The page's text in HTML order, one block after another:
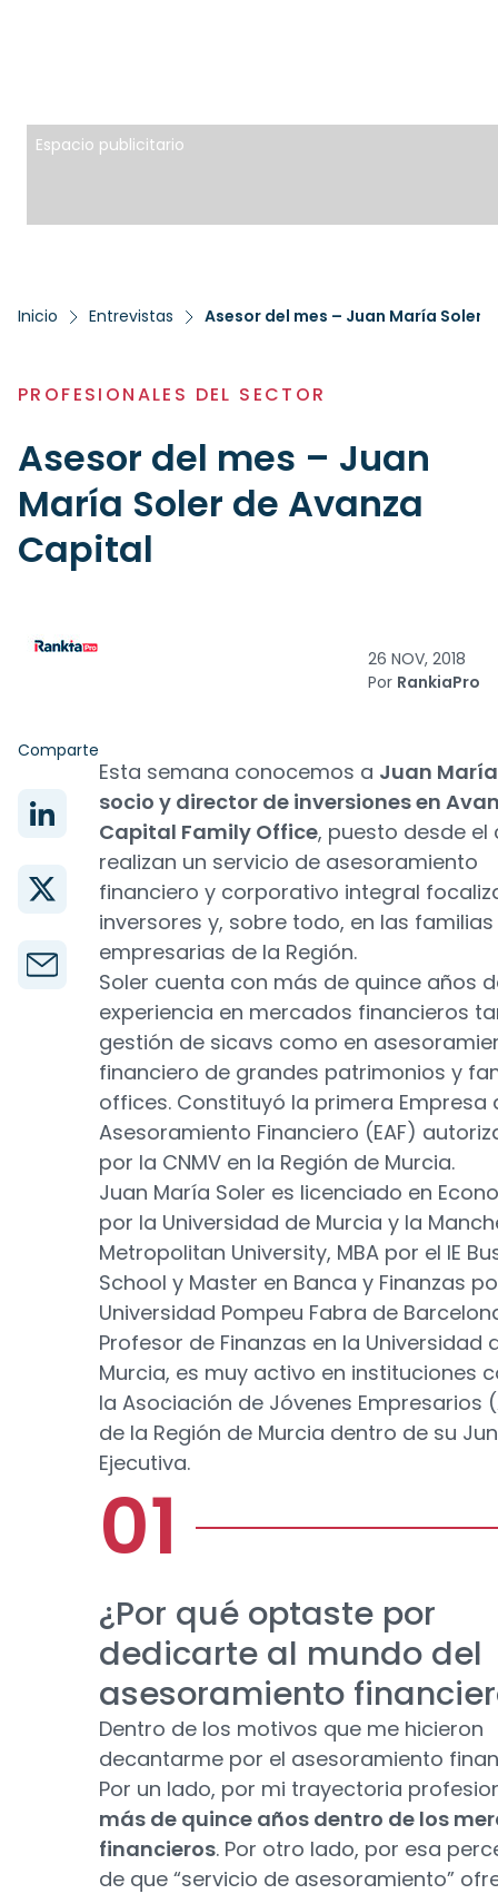
Espacio publicitario
Inicio Entrevistas Asesor del mes – Juan María Soler
PROFESIONALES DEL SECTOR
Asesor del mes – Juan
María Soler de Avanza
Capital
26 NOV, 2018
Por RankiaPro
Comparte
Esta semana conocemos a Juan
socio y director de inversiones en
Capital Family Office, puesto desde el
realizan un servicio de asesoramiento
financiero y corporativo integral
inversores y, sobre todo, en las familias
empresarias de la Región.
Soler cuenta con más de quince años
experiencia en mercados financieros
gestión de sicavs como en
financiero de grandes patrimonios y
offices. Constituyó la primera Empresa
Asesoramiento Financiero (EAF)
por la CNMV en la Región de Murcia.
Juan María Soler es licenciado en
por la Universidad de Murcia y la
Metropolitan University, MBA por el IE
School y Master en Banca y Finanzas
Universidad Pompeu Fabra de
Profesor de Finanzas en la Universidad
Murcia, es muy activo en instituciones
la Asociación de Jóvenes Empresarios
de la Región de Murcia dentro de su
Ejecutiva.
¿Por qué optaste por
dedicarte al mundo del
asesoramiento
Dentro de los motivos que me hicieron
decantarme por el asesoramiento
Por un lado, por mi trayectoria
más de quince años dentro de los
financieros. Por otro lado, por esa
de que “servicio de asesoramiento”